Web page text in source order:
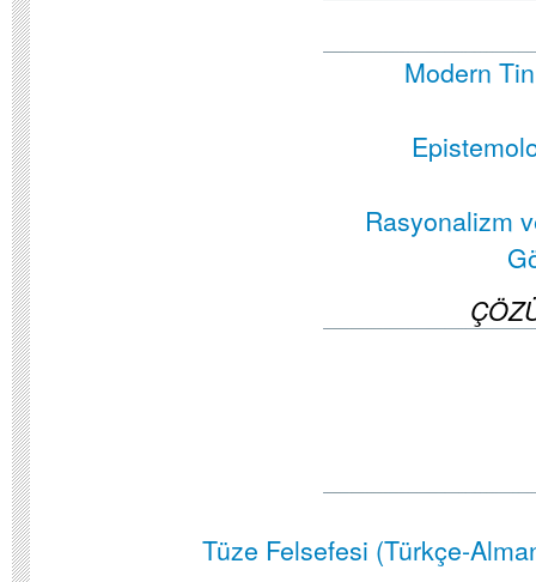
Modern
Rasyonalizm
Tüze Felsefesi (Türkçe-